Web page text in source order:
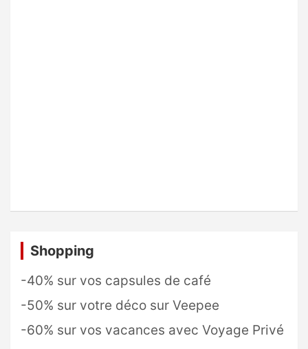
Shopping
-40% sur vos capsules de café
-50% sur votre déco sur Veepee
-60% sur vos vacances avec Voyage Privé